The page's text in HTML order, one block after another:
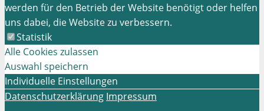
werden für den Betrieb der Website benötigt oder helfen
uns dabei, die Website zu verbessern.
Statistik
Alle Cookies zulassen
Auswahl speichern
Individuelle Einstellungen
Datenschutzerklärung Impressum